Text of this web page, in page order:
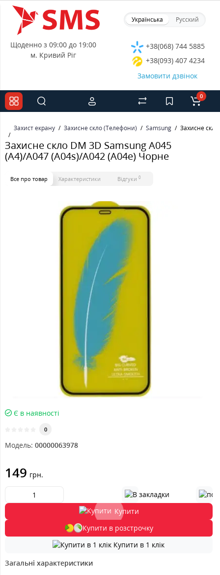
Українська Русский
Щоденно з 09:00 до 19:00
м. Кривий Ріг
+38(068) 744 5885
+38(093) 407 4234
Замовити дзвінок
0
Захист екрану Захисне скло (Телефони) Samsung Захисне
Захисне скло DM 3D Samsung A045
(A4)/A047 (A04s)/A042 (A04e) Чорне
Все про товар Характеристики Відгуки 0
Є в наявності
0
Модель: 00000063978
149 грн.
Купити
Купити в розстрочку
Купити в 1 клік
Загальні характеристики